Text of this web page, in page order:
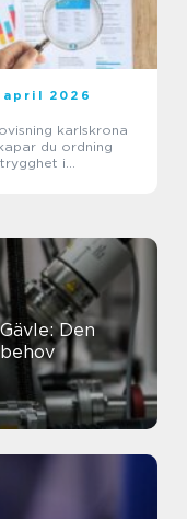
april 2026
karlskrona
du ordning
i
Den